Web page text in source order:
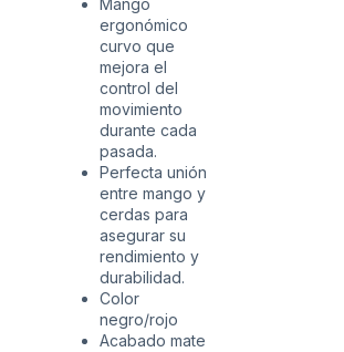
Mango
ergonómico
curvo que
mejora el
control del
movimiento
durante cada
pasada.
Perfecta unión
entre mango y
cerdas para
asegurar su
rendimiento y
durabilidad.
Color
negro/rojo
Acabado mate